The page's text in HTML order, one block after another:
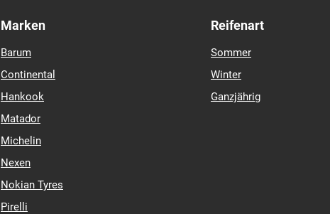
Marken
Barum
Continental
Hankook
Matador
Michelin
Nexen
Nokian Tyres
Pirelli
Reifenart
Sommer
Winter
Ganzjährig